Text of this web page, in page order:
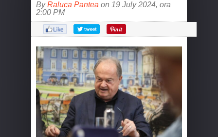
ByRaluca Pantea on 19 July 2024, ora
2:00 PM